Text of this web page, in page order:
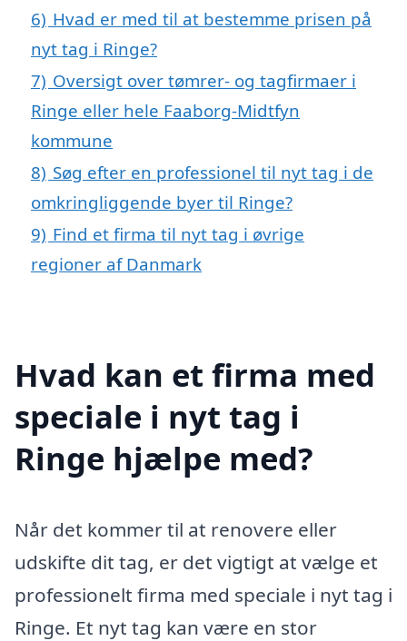
6) Hvad er med til at bestemme prisen på
nyt tag i Ringe?
7) Oversigt over tømrer- og tagfirmaer i
Ringe eller hele Faaborg-Midtfyn
kommune
8) Søg efter en professionel til nyt tag i de
omkringliggende byer til Ringe?
9) Find et firma til nyt tag i øvrige
regioner af Danmark
Hvad kan et firma med
speciale i nyt tag i
Ringe hjælpe med?
Når det kommer til at renovere eller
udskifte dit tag, er det vigtigt at vælge et
professionelt firma med speciale i nyt tag i
Ringe. Et nyt tag kan være en stor